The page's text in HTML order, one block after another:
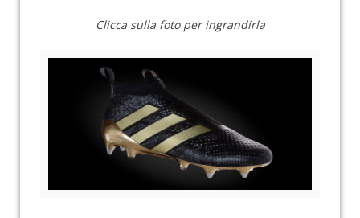
Clicca sulla foto per ingrandirla